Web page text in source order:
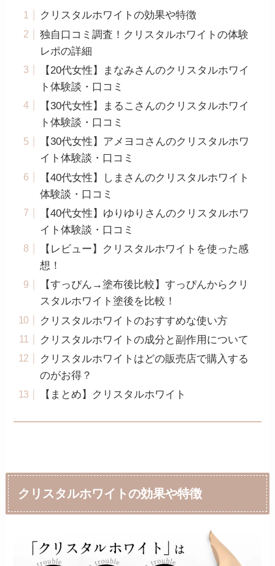
クリスタルホワイトの効果や特徴
独自口コミ調査！クリスタルホワイトの体験
レポの詳細
【20代女性】まなみさんのクリスタルホワイ
ト体験談・口コミ
【30代女性】まるこさんのクリスタルホワイ
ト体験談・口コミ
【30代女性】アメヨコさんのクリスタルホワ
イト体験談・口コミ
【40代女性】しまさんのクリスタルホワイト
体験談・口コミ
【40代女性】ゆりゆりさんのクリスタルホワ
イト体験談・口コミ
【レビュー】クリスタルホワイトを使った感
想！
【すっぴん→塗布後比較】すっぴんからクリ
スタルホワイト塗後を比較！
クリスタルホワイトのおすすめな使い方
クリスタルホワイトの成分と副作用について
クリスタルホワイトはどの販売店で購入する
のがお得？
【まとめ】クリスタルホワイト
クリスタルホワイトの効果や特徴